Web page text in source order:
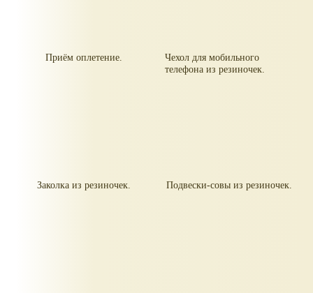
Приём оплетение.
Чехол для мобильного
телефона из резиночек.
Заколка из резиночек. Подвески-совы из резиночек.